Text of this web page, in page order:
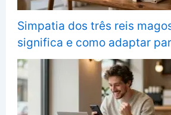
Simpatia dos três reis
significa e como adaptar